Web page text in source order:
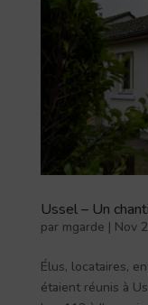
Ussel – Un
par mgarde | Nov
Élus, locataires,
étaient réunis à